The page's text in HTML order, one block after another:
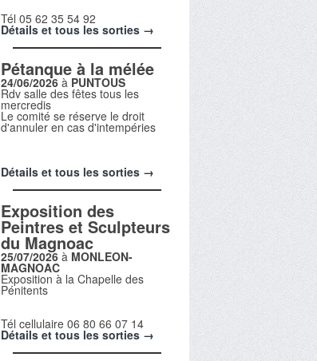
Tél 05 62 35 54 92
Détails et tous les sorties →
Pétanque à la mélée
24/06/2026 à PUNTOUS
Rdv salle des fêtes tous les
mercredis
Le comité se réserve le droit
d'annuler en cas d'intempéries
Détails et tous les sorties →
Exposition des
Peintres et Sculpteurs
du Magnoac
25/07/2026 à MONLEON-
MAGNOAC
Exposition à la Chapelle des
Pénitents
Tél cellulaire 06 80 66 07 14
Détails et tous les sorties →